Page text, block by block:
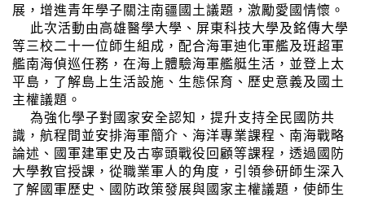
展，增進青年學子關注南疆國土議題，激勵愛國情懷。
此次活動由高雄醫學大學、屏東科技大學及銘傳大學
等三校二十一位師生組成，配合海軍迪化軍艦及班超軍
艦南海偵巡任務，在海上體驗海軍艦艇生活，並登上太
平島，了解島上生活設施、生態保育、歷史意義及國土
主權議題。
為強化學子對國家安全認知，提升支持全民國防共
識，航程間並安排海軍簡介、海洋專業課程、南海戰略
論述、國軍建軍史及古寧頭戰役回顧等課程，透過國防
大學教官授課，從職業軍人的角度，引領參研師生深入
了解國軍歷史、國防政策發展與國家主權議題，使師生